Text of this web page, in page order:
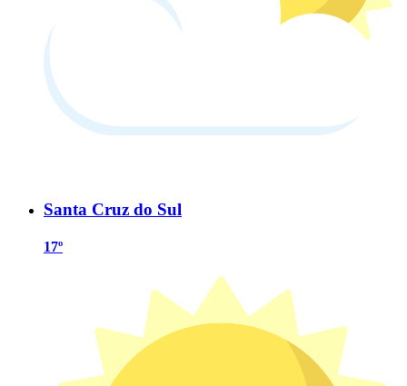
Santa Cruz do Sul
17º